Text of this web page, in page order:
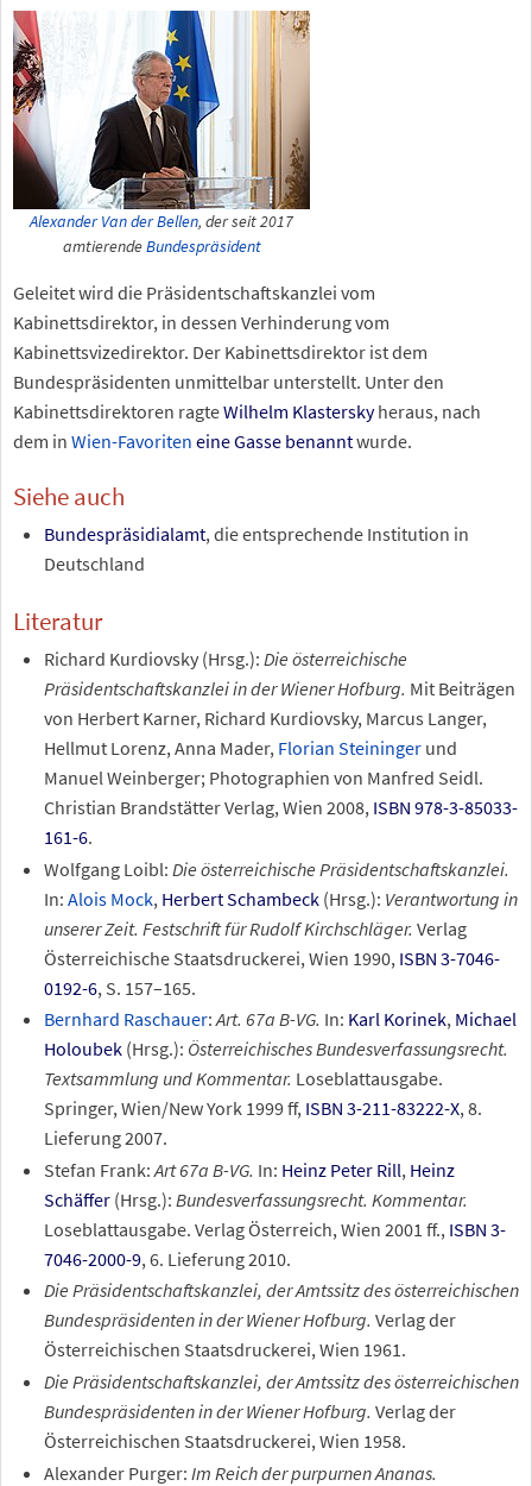
Alexander Van der Bellen, der seit 2017
amtierendeBundespräsident
Geleitet wird die Präsidentschaftskanzlei vom
Kabinettsdirektor, in dessen Verhinderung vom
Kabinettsvizedirektor. Der Kabinettsdirektor ist dem
Bundespräsidenten unmittelbar unterstellt. Unter den
Kabinettsdirektoren ragteWilhelm Klasterskyheraus, nach
dem in Wien-Favoriten eine Gasse benanntwurde.
Siehe auch
Bundespräsidialamt, die entsprechende Institution in
Deutschland
Literatur
Richard Kurdiovsky (Hrsg.): Die österreichische
Präsidentschaftskanzlei in der Wiener Hofburg. Mit Beiträgen
von Herbert Karner, Richard Kurdiovsky, Marcus Langer,
Hellmut Lorenz, Anna Mader, Florian Steiningerund
Manuel Weinberger; Photographien von Manfred Seidl.
Christian Brandstätter Verlag, Wien 2008, ISBN 978-3-85033-
161-6.
Wolfgang Loibl: Die österreichische Präsidentschaftskanzlei.
In: Alois Mock, Herbert Schambeck(Hrsg.): Verantwortung in
unserer Zeit. Festschrift für Rudolf Kirchschläger. Verlag
Österreichische Staatsdruckerei, Wien 1990, ISBN 3-7046-
0192-6, S. 157–165.
Bernhard Raschauer:Art. 67a B-VG. In: Karl Korinek, Michael
Holoubek(Hrsg.): Österreichisches Bundesverfassungsrecht.
Textsammlung und Kommentar. Loseblattausgabe.
Springer, Wien/New York 1999 ff, ISBN 3-211-83222-X, 8.
Lieferung 2007.
Stefan Frank: Art 67a B-VG. In: Heinz Peter Rill, Heinz
Schäffer(Hrsg.): Bundesverfassungsrecht. Kommentar.
Loseblattausgabe. Verlag Österreich, Wien 2001 ff., ISBN 3-
7046-2000-9, 6. Lieferung 2010.
Die Präsidentschaftskanzlei, der Amtssitz des österreichischen
Bundespräsidenten in der Wiener Hofburg. Verlag der
Österreichischen Staatsdruckerei, Wien 1961.
Die Präsidentschaftskanzlei, der Amtssitz des österreichischen
Bundespräsidenten in der Wiener Hofburg. Verlag der
Österreichischen Staatsdruckerei, Wien 1958.
Alexander Purger: Im Reich der purpurnen Ananas.